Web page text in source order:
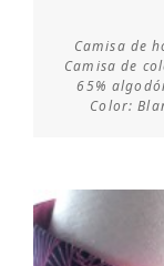
Camisa de
Camisa de
65%
Color: